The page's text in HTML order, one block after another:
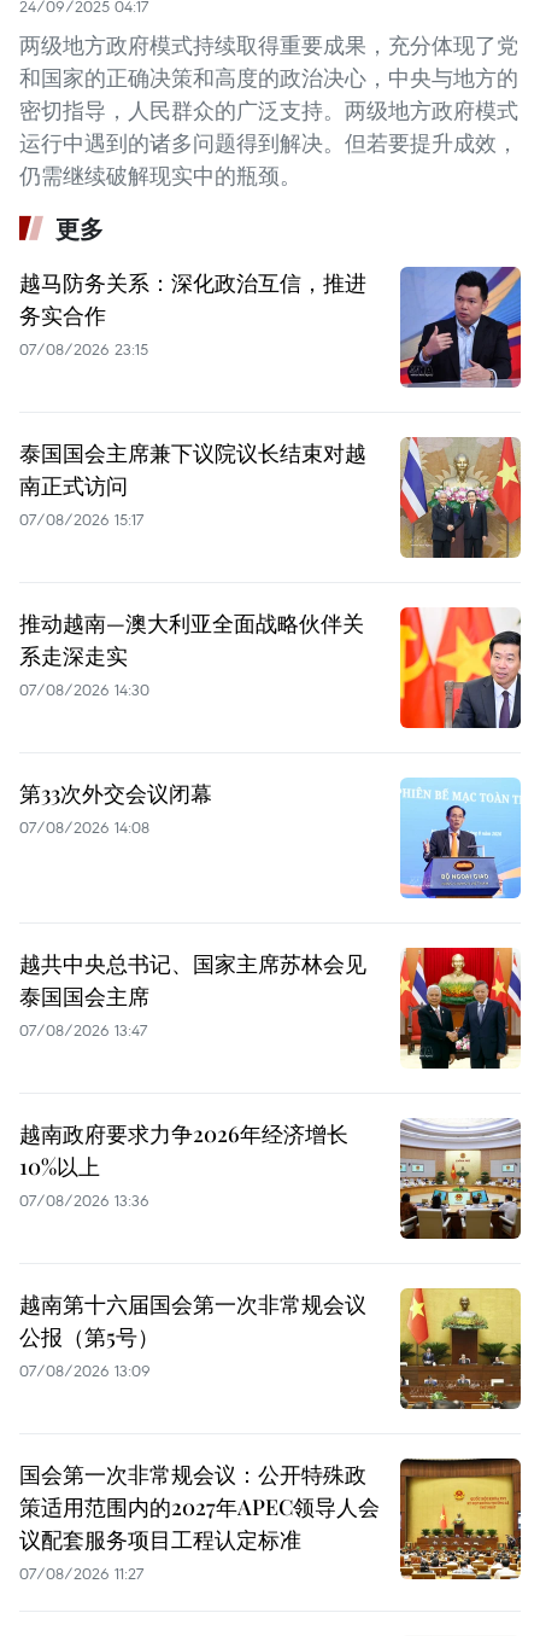
24/09/2025 04:17
两级地方政府模式持续取得重要成果，充分体现了党
和国家的正确决策和高度的政治决心，中央与地方的
密切指导，人民群众的广泛支持。两级地方政府模式
运行中遇到的诸多问题得到解决。但若要提升成效，
仍需继续破解现实中的瓶颈。
更多
越马防务关系：深化政治互信，推进
务实合作
07/08/2026 23:15
泰国国会主席兼下议院议长结束对越
南正式访问
07/08/2026 15:17
推动越南—澳大利亚全面战略伙伴关
系走深走实
07/08/2026 14:30
第33次外交会议闭幕
07/08/2026 14:08
越共中央总书记、国家主席苏林会见
泰国国会主席
07/08/2026 13:47
越南政府要求力争2026年经济增长
10%以上
07/08/2026 13:36
越南第十六届国会第一次非常规会议
公报（第5号）
07/08/2026 13:09
国会第一次非常规会议：公开特殊政
策适用范围内的2027年APEC领导人会
议配套服务项目工程认定标准
07/08/2026 11:27